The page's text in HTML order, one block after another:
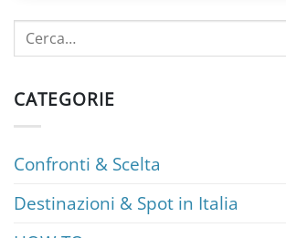
CATEGORIE
Confronti & Scelta
Destinazioni & Spot in Italia